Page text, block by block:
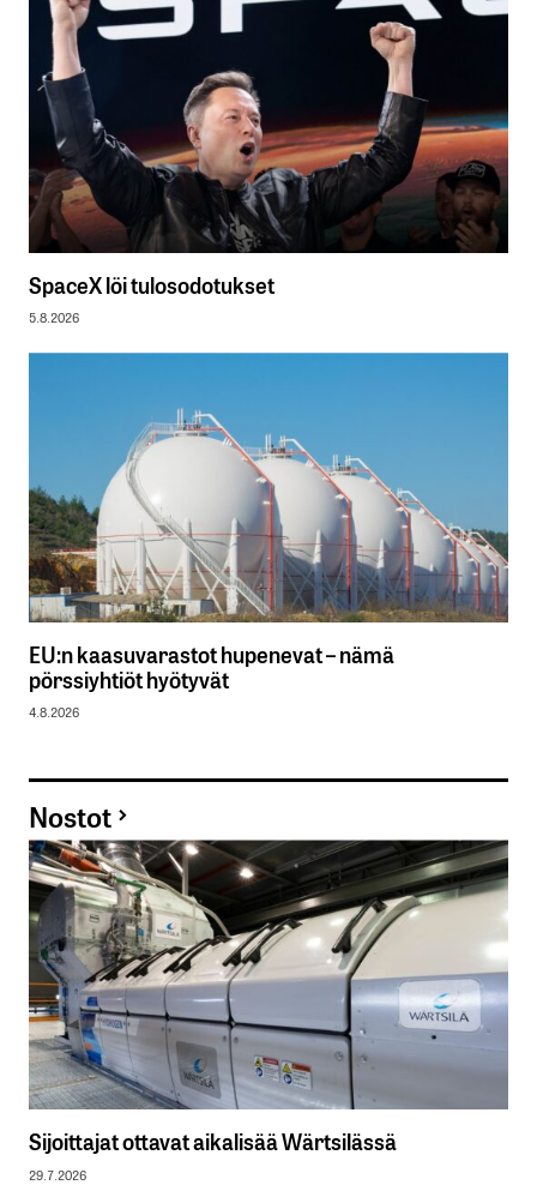
SpaceX löi tulosodotukset
5.8.2026
EU:n kaasuvarastot hupenevat – nämä
pörssiyhtiöt hyötyvät
4.8.2026
Nostot
Sijoittajat ottavat aikalisää Wärtsilässä
29.7.2026